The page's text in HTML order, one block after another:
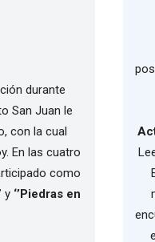
durante
San Juan le
con la cual
En las cuatro
como
y ‘’Piedras en